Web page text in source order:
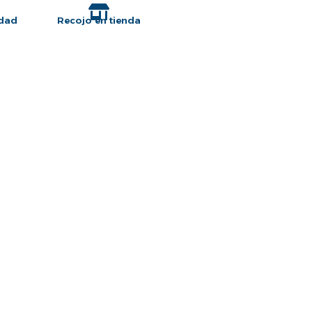
Recojo en tienda